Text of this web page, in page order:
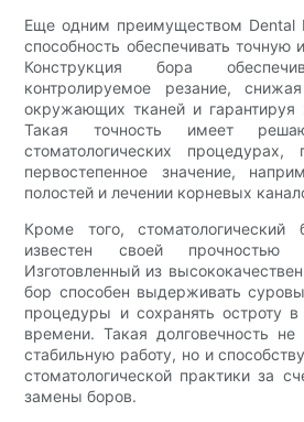
Еще одним преимуществом Dental
способность обеспечивать точную
Конструкция бора
контролируемое резание,
окружающих тканей и гарантируя
Такая точность имеет
стоматологических
первостепенное значение,
полостей и лечении корневых
Кроме того,
известен своей прочностью
Изготовленный из
бор способен выдерживать
процедуры и сохранять остроту в
времени. Такая долговечность не
стабильную работу, но и
стоматологической практики за
замены боров.